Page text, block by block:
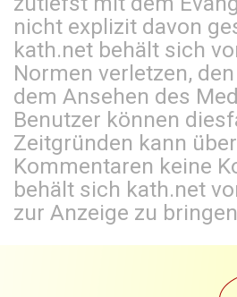
nicht explizit davon
kath.net behält sich
Normen verletzen,
dem Ansehen des
Benutzer können
Zeitgründen kann
Kommentaren keine
behält sich kath.net
zur Anzeige zu